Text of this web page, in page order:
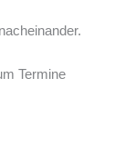
Termine